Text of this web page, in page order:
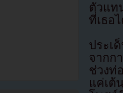
ตัวแท
ที่เธอ
ประเ
จากก
ช่วงท่
แค่เต้